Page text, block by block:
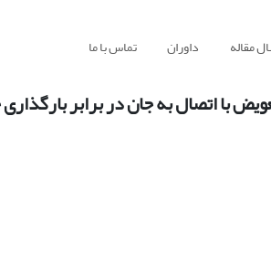
مقاله داوران تماس با ما
با اتصال به جان در برابر